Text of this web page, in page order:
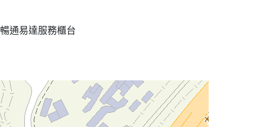
暢通易達服務櫃台